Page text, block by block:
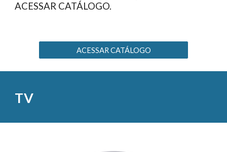
ACESSAR CATÁLOGO.
ACESSAR CATÁLOGO
TV